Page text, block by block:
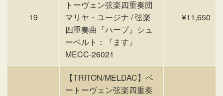
19
トーヴェン弦楽四重奏団
マリヤ・ユージナ / 弦楽
四重奏曲『ハープ』シュ
ーベルト：『ます』
MECC-26021
¥11,650
【TRITON/MELDAC】ベ
ートーヴェン弦楽四重奏